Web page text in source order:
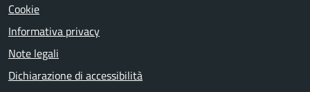
Cookie
Informativa privacy
Note legali
Dichiarazione di accessibilità